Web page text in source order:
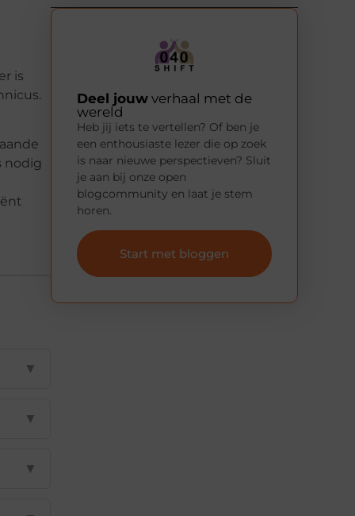
is
nodig
▼
▼
▼
Deel jouw verhaal met de
wereld
Heb jij iets te vertellen? Of ben je
een enthousiaste lezer die op zoek
is naar nieuwe perspectieven? Sluit
je aan bij onze open
blogcommunity en laat je stem
horen.
Start met bloggen